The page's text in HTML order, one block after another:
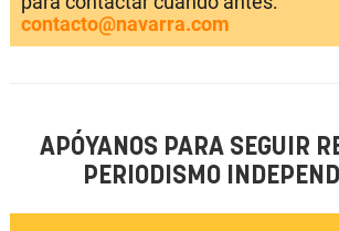
contacto@navarra.com
APÓYANOS PARA SEGUIR
PERIODISMO